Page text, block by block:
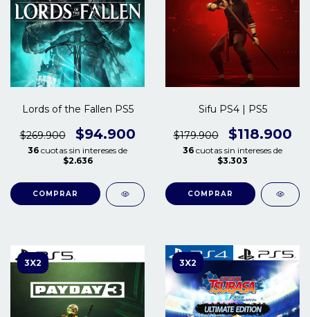
Lords of the Fallen PS5
$269.900 $94.900
36 cuotas sin intereses de
$2.636
COMPRAR
Sifu PS4 | PS5
$179.900 $118.900
36 cuotas sin intereses de
$3.303
COMPRAR
3X2 3X2